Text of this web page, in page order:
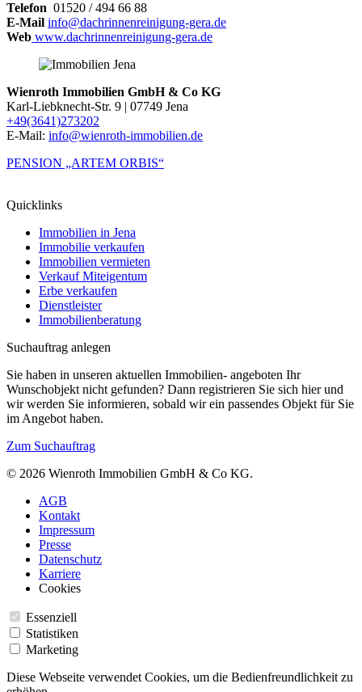
Telefon 01520 / 494 66 88
E-Mail info@dachrinnenreinigung-gera.de
Web www.dachrinnenreinigung-gera.de
Wienroth Immobilien GmbH & Co KG
Karl-Liebknecht-Str. 9 | 07749 Jena
+49(3641)273202
E-Mail: info@wienroth-immobilien.de
PENSION „ARTEM ORBIS“
Quicklinks
Immobilien in Jena
Immobilie verkaufen
Immobilien vermieten
Verkauf Miteigentum
Erbe verkaufen
Dienstleister
Immobilienberatung
Suchauftrag anlegen
Sie haben in unseren aktuellen Immobilien- angeboten Ihr
Wunschobjekt nicht gefunden? Dann registrieren Sie sich hier und
wir werden Sie informieren, sobald wir ein passendes Objekt für Sie
im Angebot haben.
Zum Suchauftrag
© 2026 Wienroth Immobilien GmbH & Co KG.
AGB
Kontakt
Impressum
Presse
Datenschutz
Karriere
Cookies
Essenziell
Statistiken
Marketing
Diese Webseite verwendet Cookies, um die Bedienfreundlichkeit zu